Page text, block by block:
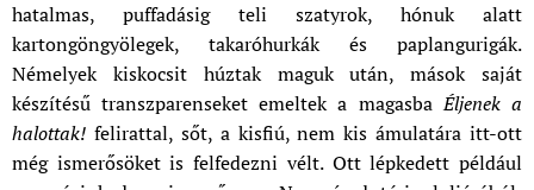
hatalmas, puffadásig teli szatyrok, hónuk alatt
kartongöngyölegek, takaróhurkák és paplangurigák.
Némelyek kiskocsit húztak maguk után, mások saját
készítésű transzparenseket emeltek a magasbaÉljenek a
halottak! felirattal, sőt, a kisfiú, nem kis ámulatára itt-ott
még ismerősöket is felfedezni vélt. Ott lépkedett például